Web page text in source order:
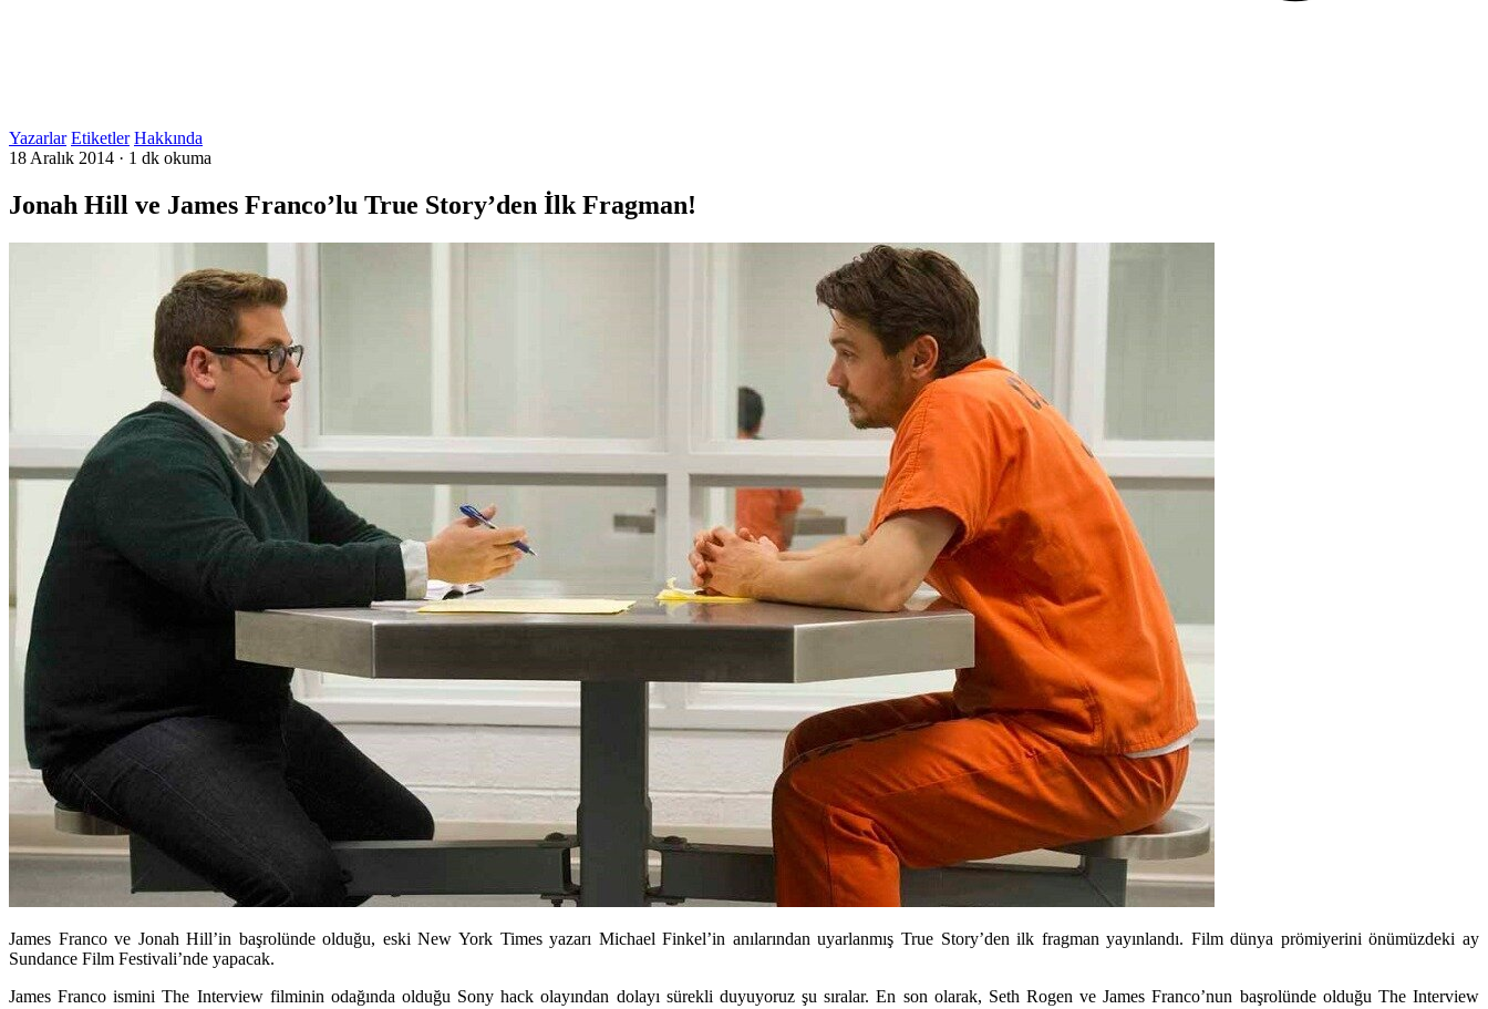
Yazarlar Etiketler Hakkında
18 Aralık 2014 · 1 dk okuma
Jonah Hill ve James Franco’lu True Story’den İlk Fragman!
James Franco ve Jonah Hill’in başrolünde olduğu, eski New York Times yazarı Michael Finkel’in anılarından uyarlanmış True Story’den ilk fragman yayınlandı. Film dünya prömiyerini önümüzdeki ay
Sundance Film Festivali’nde yapacak.
James Franco isminiThe Interviewfilminin odağında olduğu Sony hack olayından dolayı sürekli duyuyoruz şu sıralar. En son olarak, Seth Rogen ve James Franco’nun başrolünde olduğu The Interview